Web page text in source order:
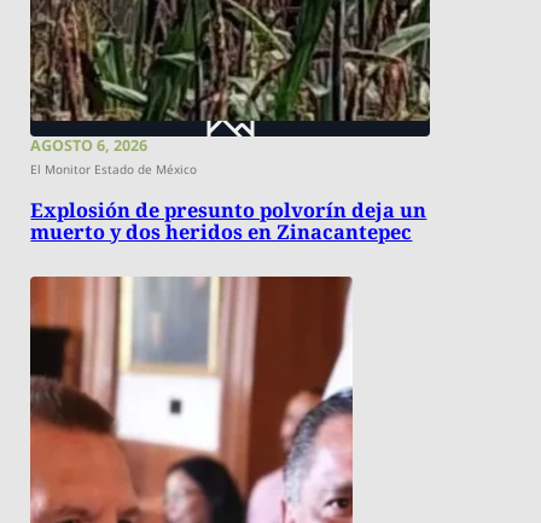
AGOSTO 6, 2026
El Monitor Estado de México
Explosión de presunto polvorín deja un
muerto y dos heridos en Zinacantepec